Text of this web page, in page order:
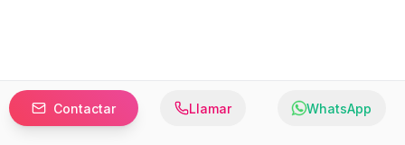
Contactar Llamar WhatsApp